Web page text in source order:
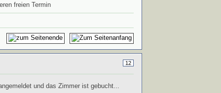
freien Termin
12
und das Zimmer ist gebucht...